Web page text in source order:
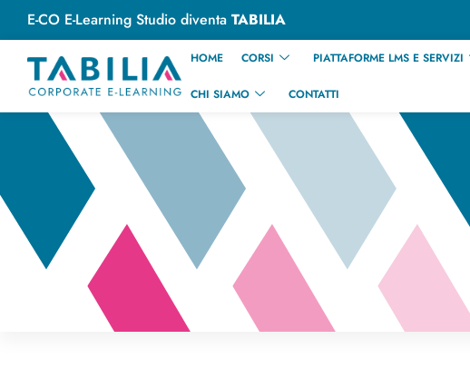
E-CO E-Learning Studio diventa TABILIA
HOME CORSI PIATTAFORME LMS E SERVIZI
CHI SIAMO CONTATTI